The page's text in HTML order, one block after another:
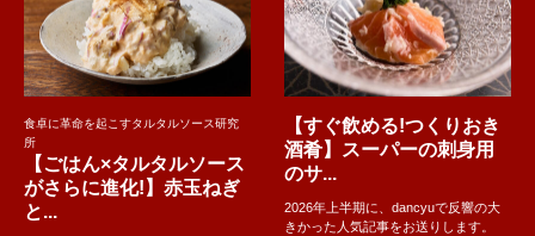
食卓に革命を起こすタルタルソース研究
所
【ごはん×タルタルソース
がさらに進化!】赤玉ねぎ
と...
【すぐ飲める!つくりおき
酒肴】スーパーの刺身用
のサ...
2026年上半期に、dancyuで反響の大
きかった人気記事をお送りします。